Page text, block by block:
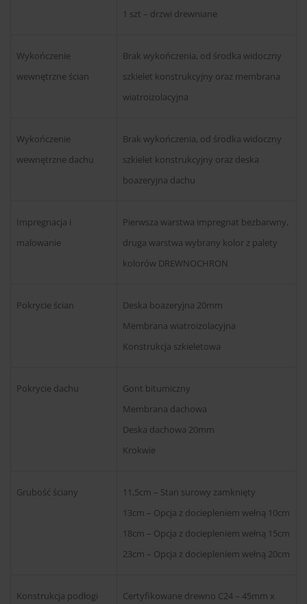
1 szt – drzwi drewniane
Wykończenie
wewnętrzne ścian
Brak wykończenia, od środka widoczny
szkielet konstrukcyjny oraz membrana
wiatroizolacyjna
Wykończenie
wewnętrzne dachu
Brak wykończenia, od środka widoczny
szkielet konstrukcyjny oraz deska
boazeryjna dachu
Impregnacja i
malowanie
Pierwsza warstwa impregnat bezbarwny,
druga warstwa wybrany kolor z palety
kolorów DREWNOCHRON
Pokrycie ścian
Deska boazeryjna 20mm
Membrana wiatroizolacyjna
Konstrukcja szkieletowa
Pokrycie dachu
Gont bitumiczny
Membrana dachowa
Deska dachowa 20mm
Krokwie
Grubość ściany
11,5cm – Stan surowy zamknięty
13cm – Opcja z dociepleniem wełną 10cm
18cm – Opcja z dociepleniem wełną 15cm
23cm – Opcja z dociepleniem wełną 20cm
Konstrukcja podłogi Certyfikowane drewno C24 – 45mm x